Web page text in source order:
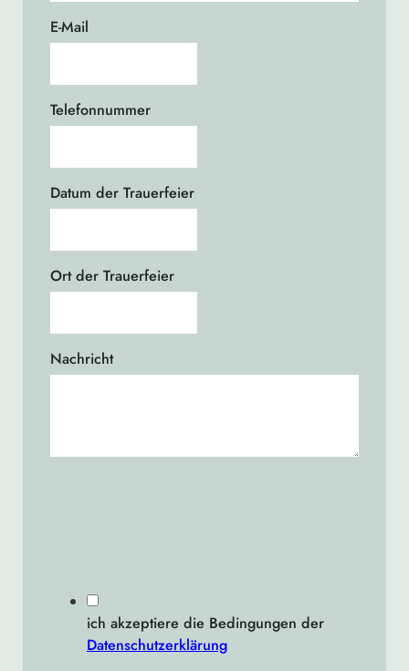
E-Mail
Telefonnummer
Datum der Trauerfeier
Ort der Trauerfeier
Nachricht
ich akzeptiere die Bedingungen der
Datenschutzerklärung